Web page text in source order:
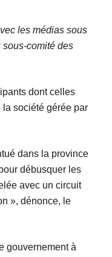
les médias sous
comité des
dont celles
société gérée par
dans la province
débusquer les
avec un circuit
», dénonce, le
gouvernement à